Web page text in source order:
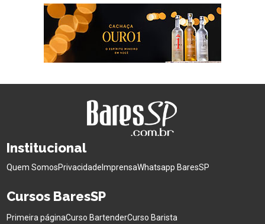
Institucional
Quem SomosPrivacidade ImprensaWhatsapp BaresSP
Cursos BaresSP
Primeira páginaCurso BartenderCurso Barista